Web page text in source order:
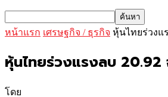
หน้าแรก เศรษฐกิจ / ธุรกิจ หุ้นไทยร่วงแ
หุ้นไทยร่วงแรงลบ 20.92
โดย